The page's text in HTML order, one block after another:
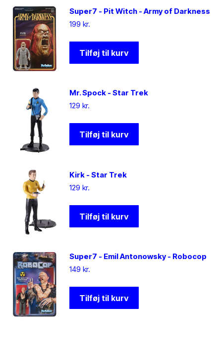
Super7 - Pit Witch - Army of Darkness
199 kr.
Tilføj til kurv
Mr. Spock - Star Trek
129 kr.
Tilføj til kurv
Kirk - Star Trek
129 kr.
Tilføj til kurv
Super7 - Emil Antonowsky - Robocop
149 kr.
Tilføj til kurv